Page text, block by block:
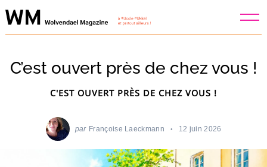
Skip
to
C’est ouvert près de chez vous !
C'EST OUVERT PRÈS DE CHEZ VOUS !
par Françoise Laeckmann 12 juin 2026